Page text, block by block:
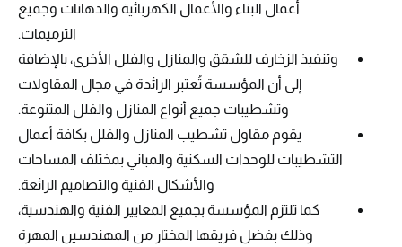
أعمال البناء والأعمال الكهربائية والدهانات وجميع
الترميمات.
وتنفيذ الزخارف للشقق والمنازل والفلل الأخرى، بالإضافة
إلى أن المؤسسة تُعتبر الرائدة في مجال المقاولات
وتشطيبات جميع أنواع المنازل والفلل المتنوعة.
يقوم مقاول تشطيب المنازل والفلل بكافة أعمال
التشطيبات للوحدات السكنية والمباني بمختلف المساحات
والأشكال الفنية والتصاميم الرائعة.
كما تلتزم المؤسسة بجميع المعايير الفنية والهندسية،
وذلك بفضل فريقها المختار من المهندسين المهرة